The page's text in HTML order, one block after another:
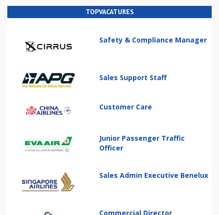
TOPVACATURES
Safety & Compliance Manager
Sales Support Staff
Customer Care
Junior Passenger Traffic
Officer
Sales Admin Executive Benelux
Commercial Director